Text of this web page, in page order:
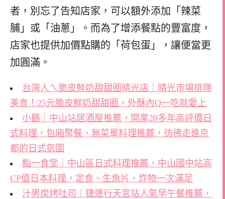
者，別忘了告知店家，可以額外添加「辣菜
脯」或「油蔥」。而為了增添餐點的豐富度，
店家也提供加價點購的「荷包蛋」，讓便當更
加圓滿。
台灣人ㄟ脆皮鮮奶甜甜圈晴光店｜晴光市場排隊
美食！25元脆皮鮮奶甜甜圈，外酥內Q一吃就愛上
小鶴｜中山站居酒屋推薦，開業20多年高評價日
式料理，包廂聚餐、無菜單料理推薦，彷彿走進京
都的日式氛圍
鮨一食堂｜中山區日式料理推薦，中山國中站高
CP值日本料理，定食、生魚片、炸物一次滿足
汁男炭烤吐司｜捷運行天宮站人氣早午餐推薦，